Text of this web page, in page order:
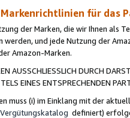
Markenrichtlinien für das
der Marken, die wir Ihnen als
und jede Nutzung der
Amazon-Marken.
AUSSCHLIESSLICH DURCH
EINES ENTSPRECHENDEN
muss (i) im Einklang mit der
Vergütungskatalog definiert)